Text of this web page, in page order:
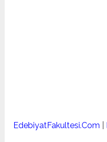
EdebiyatFakultesi.Com